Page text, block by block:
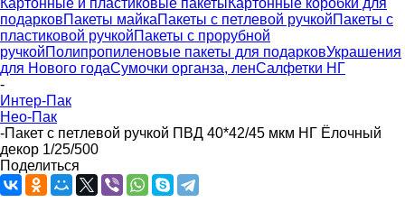
Картонные и пластиковые пакетыКартонные коробки для
подарковПакеты майкаПакеты с петлевой ручкойПакеты с
пластиковой ручкойПакеты с прорубной
ручкойПолипропиленовые пакеты для подарковУкрашения
для Нового годаСумочки органза, ленСалфетки НГ
-
Интер-Пак
Нео-Пак
-Пакет с петлевой ручкой ПВД 40*42/45 мкм НГ Ёлочный
декор 1/25/500
Поделиться